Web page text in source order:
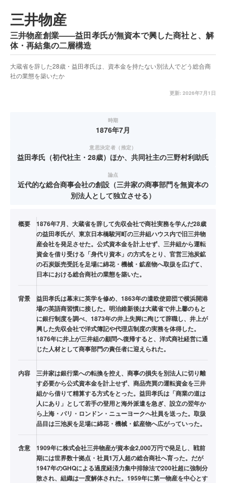
三井物産
三井物産創業——益田孝氏が無資本で興した商社と、解
体・再結集の二層構造
大蔵省を辞した28歳・益田孝氏は、資本金を持たない別法人でどう総合商
社の業態を築いたか
更新: 2026年7月1日
時期
1876年7月
意思決定者（推定）
益田孝氏（初代社主・28歳）ほか、共同社主の三野村利助氏
論点
近代的な総合商事会社の創設（三井家の商事部門を無資本の
別法人として独立させる）
概要
1876年7月、大蔵省を辞して先収会社で商社実務を学んだ28歳
の益田孝氏が、東京日本橋駿河町の三井組ハウス内で旧三井物
産会社を発足させた。公式資本金を計上せず、三井組から運転
資金を借り受ける「身代り資本」の方式をとり、官営三池炭鉱
の石炭販売受託を足場に綿花・機械・鉱産物へ取扱を広げて、
日本における総合商社の業態を築いた。
背景
益田孝氏は幕末に英学を修め、1863年の遣欧使節団で横浜開港
場の英語商習慣に接した。明治維新後は大蔵省で井上馨のもと
に銀行制度を調べ、1873年の井上失脚に殉じて辞職し、井上が
興した先収会社で洋式簿記や代理店制度の実務を体得した。
1876年に井上が三井組の顧問へ復帰すると、洋式商社経営に通
じた人材として商事部門の責任者に迎えられた。
内容
三井家は銀行業への転換を控え、商事の損失を別法人に切り離
す必要から公式資本金を計上せず、商品売買の運転資金を三井
組から借りて精算する方式をとった。益田孝氏は「商業の道は
人にあり」として若手の登用と海外派遣を急ぎ、設立の翌年か
ら上海・パリ・ロンドン・ニューヨークへ社員を送った。取扱
品目は三池炭を足場に綿花・機械・鉱産物へ広がっていった。
含意
1909年に株式会社三井物産が資本金2,000万円で発足し、戦前
期には世界数十拠点・社員1万人超の総合商社へ育った。だが
1947年のGHQによる過度経済力集中排除法で200社超に強制分
散され、組織は一度解体された。1959年に第一物産を中心とす